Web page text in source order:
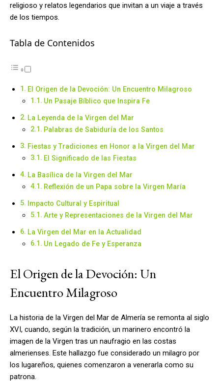
religioso y relatos legendarios que invitan a un viaje a través
de los tiempos.
Tabla de Contenidos
El Origen de la Devoción: Un Encuentro Milagroso
Un Pasaje Bíblico que Inspira Fe
La Leyenda de la Virgen del Mar
Palabras de Sabiduría de los Santos
Fiestas y Tradiciones en Honor a la Virgen del Mar
El Significado de las Fiestas
La Basílica de la Virgen del Mar
Reflexión de un Papa sobre la Virgen María
Impacto Cultural y Espiritual
Arte y Representaciones de la Virgen del Mar
La Virgen del Mar en la Actualidad
Un Legado de Fe y Esperanza
El Origen de la Devoción: Un
Encuentro Milagroso
La historia de la Virgen del Mar de Almería se remonta al siglo
XVI, cuando, según la tradición, un marinero encontró la
imagen de la Virgen tras un naufragio en las costas
almerienses. Este hallazgo fue considerado un milagro por
los lugareños, quienes comenzaron a venerarla como su
patrona.